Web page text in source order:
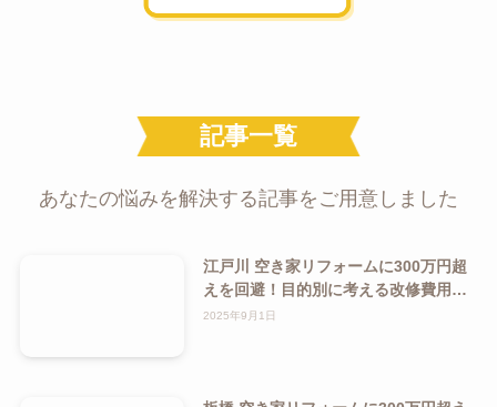
記事一覧
あなたの悩みを解決する記事をご用意しました
江戸川 空き家リフォームに300万円超
えを回避！目的別に考える改修費用の
抑え方ガイド
2025年9月1日